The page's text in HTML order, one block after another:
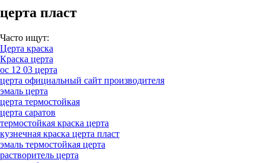
церта пласт
Часто ищут:
Церта краска
Краска церта
ос 12 03 церта
церта официальный сайт производителя
эмаль церта
церта термостойкая
церта саратов
термостойкая краска церта
кузнечная краска церта пласт
эмаль термостойкая церта
растворитель церта